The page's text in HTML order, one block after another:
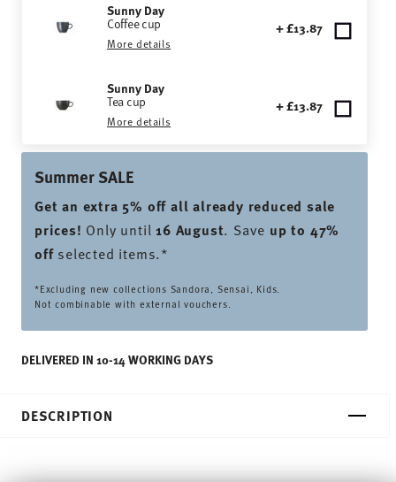
Sunny Day
Coffee cup
More details
+ £13.87
Sunny Day
Tea cup
More details
+ £13.87
Summer SALE
Get an extra 5% off all already reduced sale
prices! Only until16 August. Save up to 47%
offselected items.*
*Excluding new collections Sandora, Sensai, Kids.
Not combinable with external vouchers.
DELIVERED IN 10-14 WORKING DAYS
DESCRIPTION